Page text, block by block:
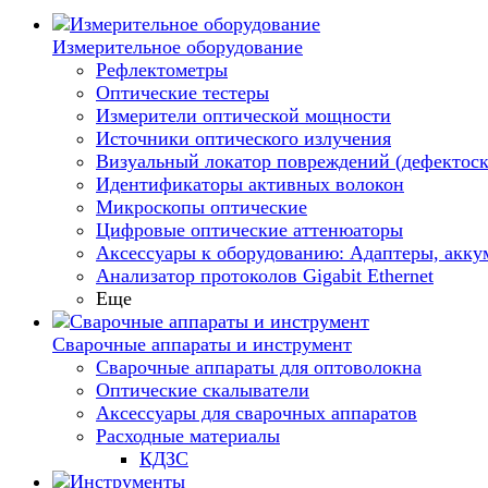
Измерительное оборудование
Рефлектометры
Оптические тестеры
Измерители оптической мощности
Источники оптического излучения
Визуальный локатор повреждений
Идентификаторы активных волокон
Микроскопы оптические
Цифровые оптические аттенюаторы
Аксессуары к оборудованию: Адаптеры,
Анализатор протоколов Gigabit Ethernet
Еще
Сварочные аппараты и инструмент
Сварочные аппараты для оптоволокна
Оптические скалыватели
Аксессуары для сварочных аппаратов
Расходные материалы
КДЗС